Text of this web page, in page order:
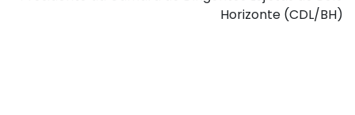
Horizonte (CDL/BH)